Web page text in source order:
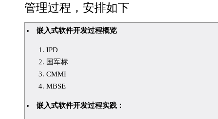
管理过程，安排如下
嵌入式软件开发过程概览
IPD
国军标
CMMI
MBSE
嵌入式软件开发过程实践：